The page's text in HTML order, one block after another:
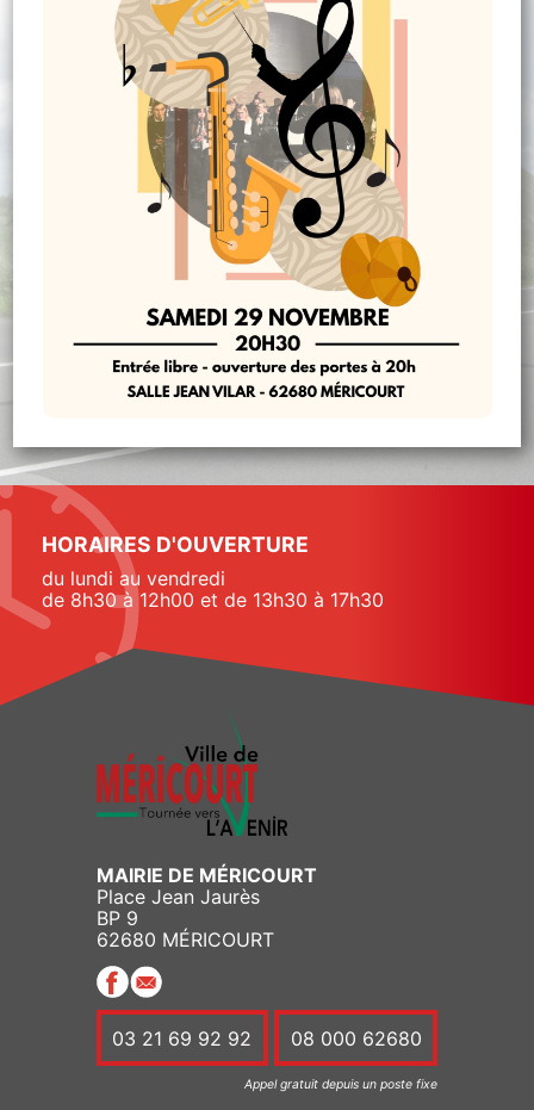
HORAIRES D'OUVERTURE
du lundi au vendredi
de 8h30 à 12h00 et de 13h30 à 17h30
MAIRIE DE MÉRICOURT
Place Jean Jaurès
BP 9
62680 MÉRICOURT
03 21 69 92 92 08 000 62680
Appel gratuit depuis un poste fixe